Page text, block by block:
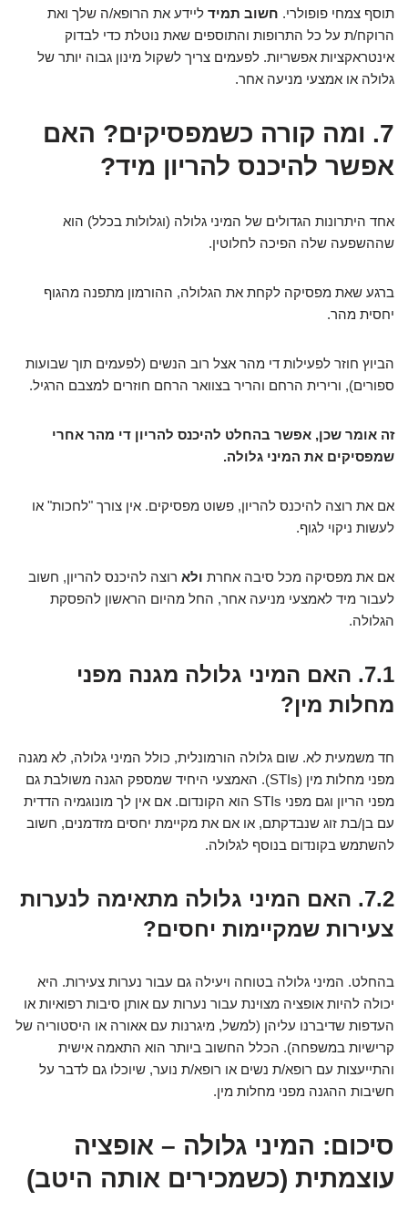
תוסף צמחי פופולרי. חשוב תמיד ליידע את הרופא/ה שלך ואת
הרוקח/ת על כל התרופות והתוספים שאת נוטלת כדי לבדוק
אינטראקציות אפשריות. לפעמים צריך לשקול מינון גבוה יותר של
גלולה או אמצעי מניעה אחר.
7. ומה קורה כשמפסיקים? האם
אפשר להיכנס להריון מיד?
אחד היתרונות הגדולים של המיני גלולה (וגלולות בכלל) הוא
שההשפעה שלה הפיכה לחלוטין.
ברגע שאת מפסיקה לקחת את הגלולה, ההורמון מתפנה מהגוף
יחסית מהר.
הביוץ חוזר לפעילות די מהר אצל רוב הנשים (לפעמים תוך שבועות
ספורים), ורירית הרחם והריר בצוואר הרחם חוזרים למצבם הרגיל.
זה אומר שכן, אפשר בהחלט להיכנס להריון די מהר אחרי
שמפסיקים את המיני גלולה.
אם את רוצה להיכנס להריון, פשוט מפסיקים. אין צורך "לחכות" או
לעשות ניקוי לגוף.
אם את מפסיקה מכל סיבה אחרת ולא רוצה להיכנס להריון, חשוב
לעבור מיד לאמצעי מניעה אחר, החל מהיום הראשון להפסקת
הגלולה.
7.1. האם המיני גלולה מגנה מפני
מחלות מין?
חד משמעית לא. שום גלולה הורמונלית, כולל המיני גלולה, לא מגנה
מפני מחלות מין (STIs). האמצעי היחיד שמספק הגנה משולבת גם
מפני הריון וגם מפני STIs הוא הקונדום. אם אין לך מונוגמיה הדדית
עם בן/בת זוג שנבדקתם, או אם את מקיימת יחסים מזדמנים, חשוב
להשתמש בקונדום בנוסף לגלולה.
7.2. האם המיני גלולה מתאימה לנערות
צעירות שמקיימות יחסים?
בהחלט. המיני גלולה בטוחה ויעילה גם עבור נערות צעירות. היא
יכולה להיות אופציה מצוינת עבור נערות עם אותן סיבות רפואיות או
העדפות שדיברנו עליהן (למשל, מיגרנות עם אאורה או היסטוריה של
קרישיות במשפחה). הכלל החשוב ביותר הוא התאמה אישית
והתייעצות עם רופא/ת נשים או רופא/ת נוער, שיוכלו גם לדבר על
חשיבות ההגנה מפני מחלות מין.
סיכום: המיני גלולה – אופציה
עוצמתית (כשמכירים אותה היטב)